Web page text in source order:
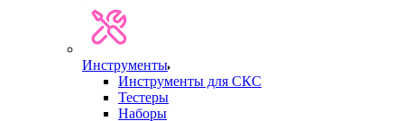
Инструменты
Инструменты для СКС
Тестеры
Наборы